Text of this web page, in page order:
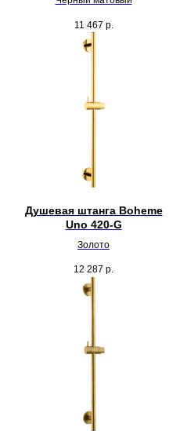
11 467 р.
Душевая штанга Boheme
Uno 420-G
Золото
12 287 р.